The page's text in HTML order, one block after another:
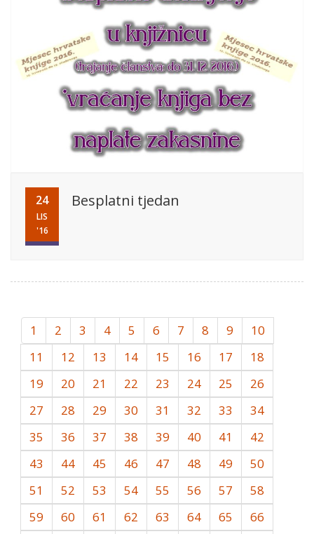
24
LIS
'16
Besplatni tjedan
1 2 3 4 5 6 7 8 9
10
11
12 13 14 15 16 17
18
19
20 21 22 23 24 25
26
27
28 29 30 31 32 33
34
35
36 37 38 39 40 41
42
43
44 45 46 47 48 49
50
51
52 53 54 55 56 57
58
59
60 61 62 63 64 65
66